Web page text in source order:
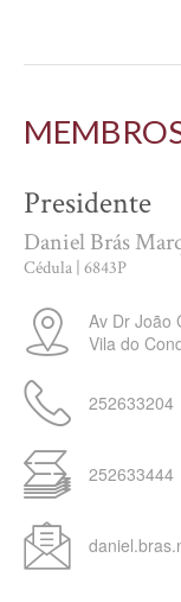
Presidente
Daniel Brás
Cédula | 6843P
Av Dr João
Vila do
252633204
252633444